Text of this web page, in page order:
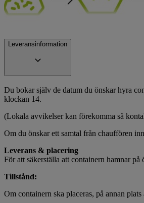
Leveransinformation
Du bokar själv de datum du önskar hyra
klockan 14.
(Lokala avvikelser kan förekomma så
Om du önskar ett samtal från chauffören
Leverans & placering
För att säkerställa att containern hamnar
Tillstånd:
Om containern ska placeras, på annan